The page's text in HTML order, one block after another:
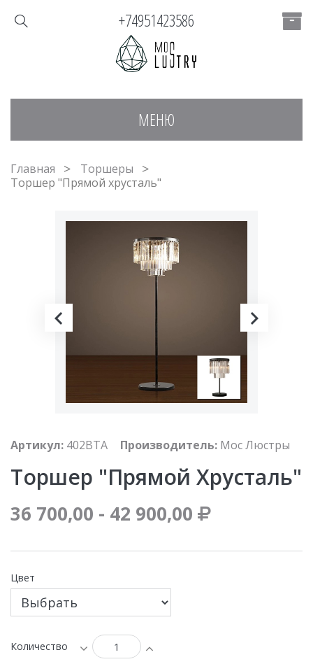
МЕНЮ
+74951423586
Главная
Торшеры
Торшер "Прямой хрусталь"
Артикул: 402BTA Производитель: Мос Люстры
Торшер "Прямой Хрусталь"
36 700,00 - 42 900,00
Цвет
Количество